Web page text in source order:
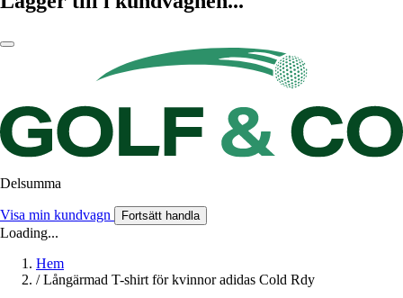
Delsumma
Visa min kundvagn Fortsätt handla
Loading...
Hem
/ Långärmad T-shirt för kvinnor adidas Cold Rdy